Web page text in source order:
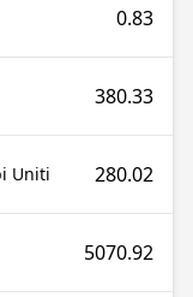
0.83
380.33
Uniti 280.02
5070.92